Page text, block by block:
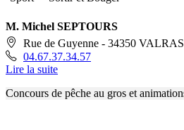
M. Michel SEPTOURS
Rue de Guyenne - 34350
04.67.37.34.57
Lire la suite
Concours de pêche au gros et